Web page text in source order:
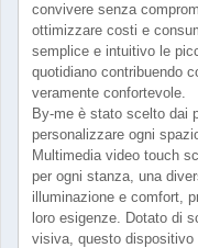
convivere senza
ottimizzare costi e
semplice e intuitivo le
quotidiano contribuendo
veramente confortevole.
By-me è stato scelto dai
personalizzare ogni
Multimedia video touch
per ogni stanza, una
illuminazione e comfort,
loro esigenze. Dotato di
visiva, questo dispositivo